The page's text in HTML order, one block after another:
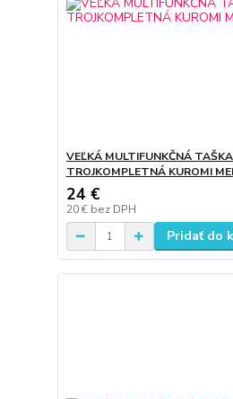
VEĽKÁ MULTIFUNKČNÁ
TROJKOMPLETNÁ KUROMI
24 €
20 € bez DPH
Pridať do